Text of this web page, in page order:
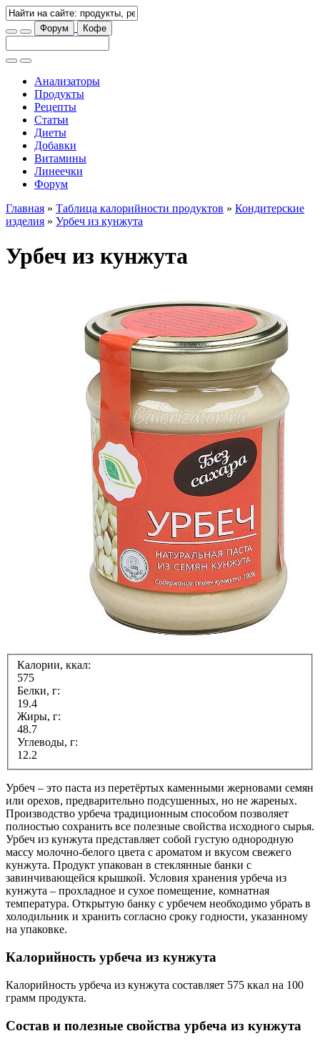
Форум Кофе
Анализаторы
Продукты
Рецепты
Статьи
Диеты
Добавки
Витамины
Линеечки
Форум
Главная » Таблица калорийности продуктов » Кондитерские
изделия » Урбеч из кунжута
Урбеч из кунжута
Калории, ккал:
575
Белки, г:
19.4
Жиры, г:
48.7
Углеводы, г:
12.2
Урбеч – это паста из перетёртых каменными жерновами семян
или орехов, предварительно подсушенных, но не жареных.
Производство урбеча традиционным способом позволяет
полностью сохранить все полезные свойства исходного сырья.
Урбеч из кунжута представляет собой густую однородную
массу молочно-белого цвета с ароматом и вкусом свежего
кунжута. Продукт упакован в стеклянные банки с
завинчивающейся крышкой. Условия хранения урбеча из
кунжута – прохладное и сухое помещение, комнатная
температура. Открытую банку с урбечем необходимо убрать в
холодильник и хранить согласно сроку годности, указанному
на упаковке.
Калорийность урбеча из кунжута
Калорийность урбеча из кунжута составляет 575 ккал на 100
грамм продукта.
Состав и полезные свойства урбеча из кунжута